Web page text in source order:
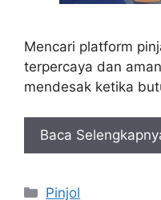
Mencari platform
terpercaya dan
mendesak ketika
Baca
Kategori
Pinjol